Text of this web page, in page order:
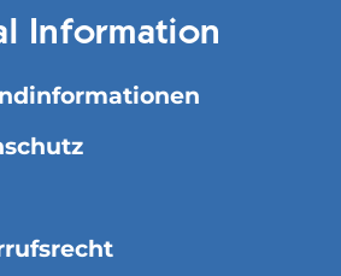
Information